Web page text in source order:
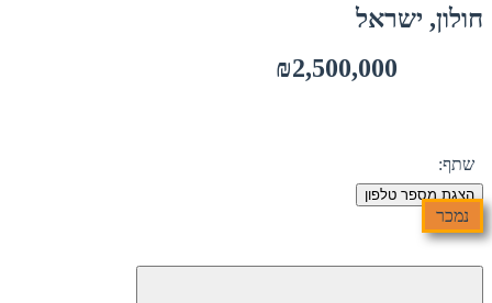
חולון, ישראל
₪2,500,000
שתף:
הצגת מספר טלפון
נמכר